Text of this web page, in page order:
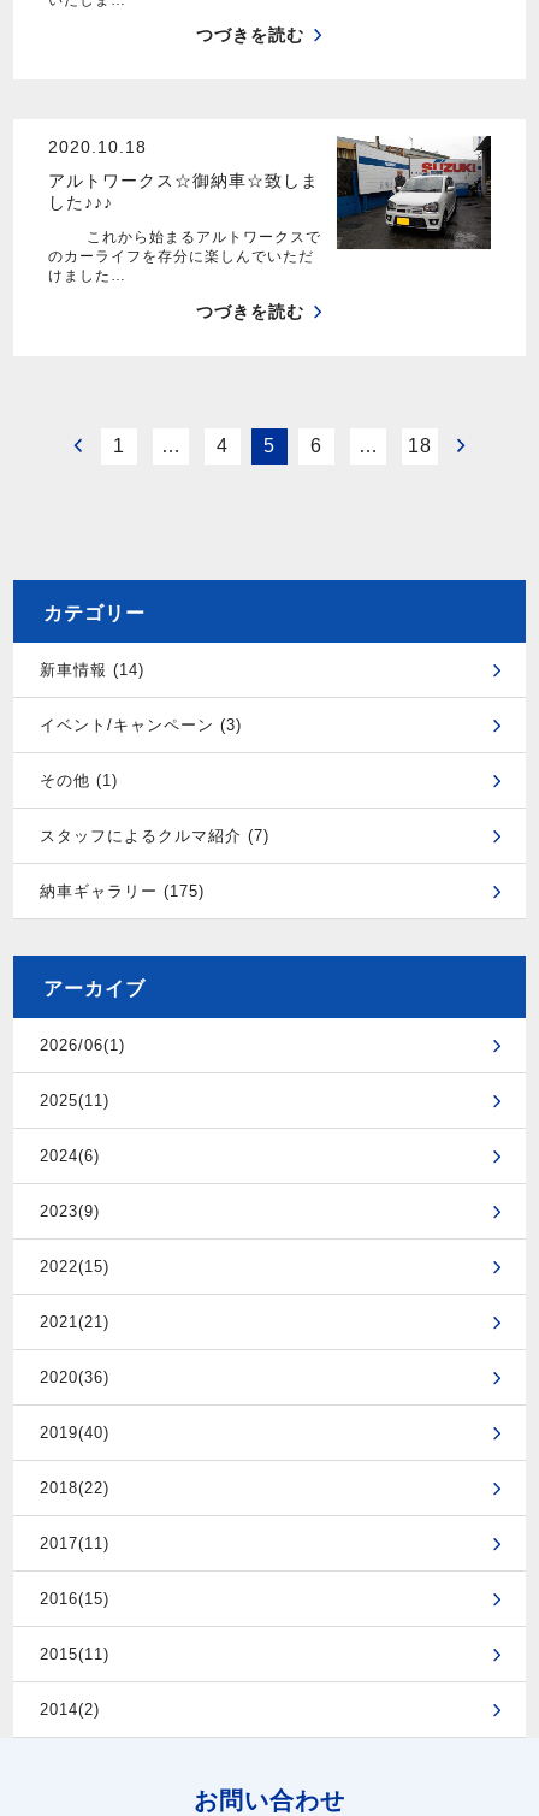
つづきを読む
2020.10.18
アルトワークス☆御納車☆致しま
した♪♪♪
これから始まるアルトワークスで
のカーライフを存分に楽しんでいただ
けました…
つづきを読む
1 … 4 5 6 … 18
カテゴリー
新車情報 (14)
イベント/キャンペーン (3)
その他 (1)
スタッフによるクルマ紹介 (7)
納車ギャラリー (175)
アーカイブ
2026/06(1)
2025(11)
2024(6)
2023(9)
2022(15)
2021(21)
2020(36)
2019(40)
2018(22)
2017(11)
2016(15)
2015(11)
2014(2)
お問い合わせ